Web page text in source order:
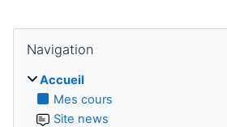
Navigation
Accueil
Mes cours
Site news